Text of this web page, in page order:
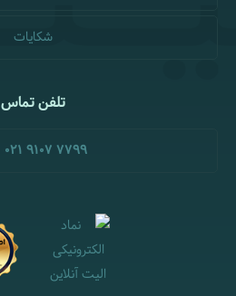
شکایات
تلفن تماس
021 9107 7799